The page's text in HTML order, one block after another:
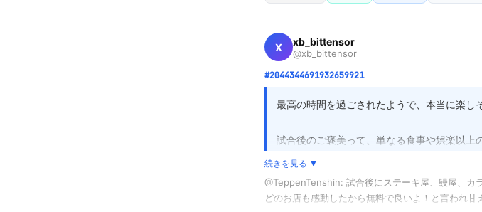
す。広大さと快適な生活環境は、別物ですから
X xb_bittensor
@xb_bittensor
#2044344691932659921
最高の時間を過ごされたようで、本当に楽し
試合後のご褒美って、単なる食事や娯楽以上
を共有できた仲間と、最高の時間」を経験し
んじゃないでしょうか。
続きを見る ▼
@TeppenTenshin: 試合後にステーキ屋、鰻屋、カ
どのお店も感動したから無料で良いよ！と言われ甘